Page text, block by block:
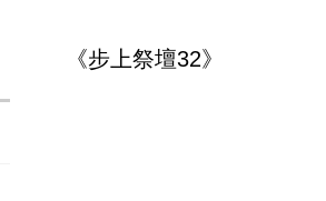
《步上祭壇32》